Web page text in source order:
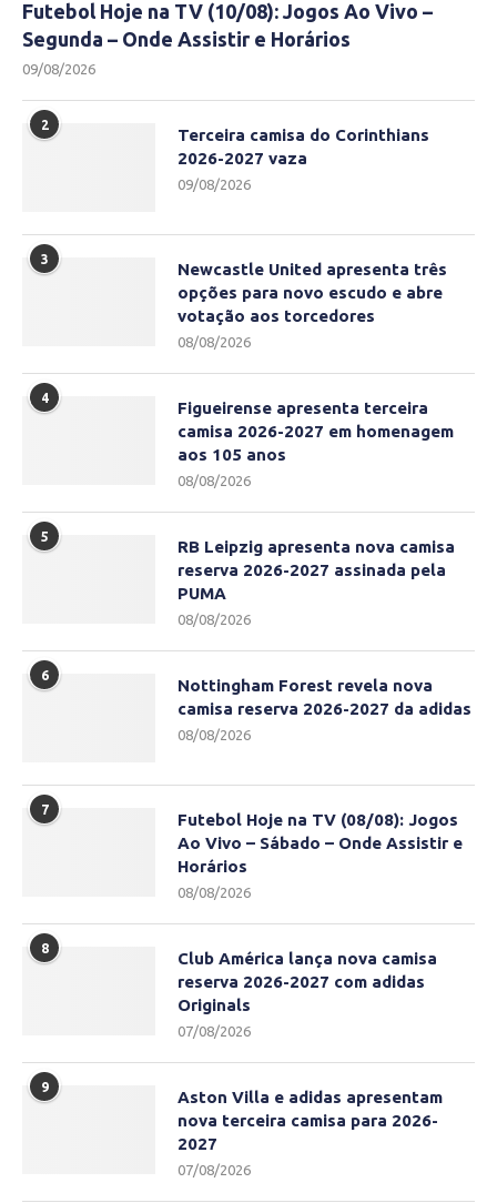
Futebol Hoje na TV (10/08): Jogos Ao Vivo –
Segunda – Onde Assistir e Horários
09/08/2026
2
Terceira camisa do Corinthians
2026-2027 vaza
09/08/2026
3
Newcastle United apresenta três
opções para novo escudo e abre
votação aos torcedores
08/08/2026
4
Figueirense apresenta terceira
camisa 2026-2027 em homenagem
aos 105 anos
08/08/2026
5
RB Leipzig apresenta nova camisa
reserva 2026-2027 assinada pela
PUMA
08/08/2026
6
Nottingham Forest revela nova
camisa reserva 2026-2027 da adidas
08/08/2026
7
Futebol Hoje na TV (08/08): Jogos
Ao Vivo – Sábado – Onde Assistir e
Horários
08/08/2026
8
Club América lança nova camisa
reserva 2026-2027 com adidas
Originals
07/08/2026
9
Aston Villa e adidas apresentam
nova terceira camisa para 2026-
2027
07/08/2026